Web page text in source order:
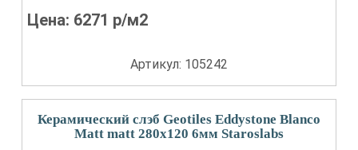
Цена: 6271 р/м2
Артикул: 105242
Керамический слэб Geotiles Eddystone Blanco
Matt matt 280x120 6мм Staroslabs